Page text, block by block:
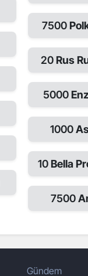
7500
20Rus
5000
1000
10Bella
7500
Gündem